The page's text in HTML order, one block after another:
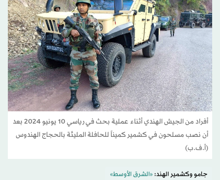
أفراد من الجيش الهندي أثناء عملية بحث في رياسي 10 يونيو 2024 بعد
أن نصب مسلحون في كشمير كميناً للحافلة المليئة بالحجاج الهندوس
(أ.ف.ب)
جامو وكشمير الهند:«الشرق الأوسط»